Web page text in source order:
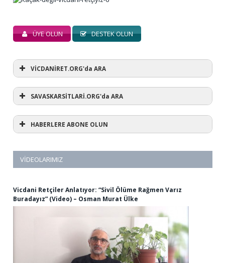
ÜYE OLUN DESTEK OLUN
VİCDANİRET.ORG'da ARA
SAVASKARSİTLARİ.ORG'da ARA
HABERLERE ABONE OLUN
VIDEOLARIMIZ
Vicdani Retçiler Anlatıyor: “Sivil Ölüme Rağmen Varız
Buradayız” (Video) – Osman Murat Ülke